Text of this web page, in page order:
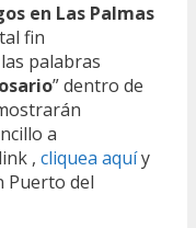
en Las Palmas
fin
palabras
” dentro de
a
, cliquea aquíy
Puerto del